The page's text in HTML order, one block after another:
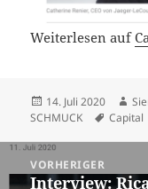
Weiterlesen auf
Veröffentlicht
am
14. Juli 2020
SCHMUCK
Capital
Beitragsnavigation
VORHERIGER
Vorheriger
Interview: